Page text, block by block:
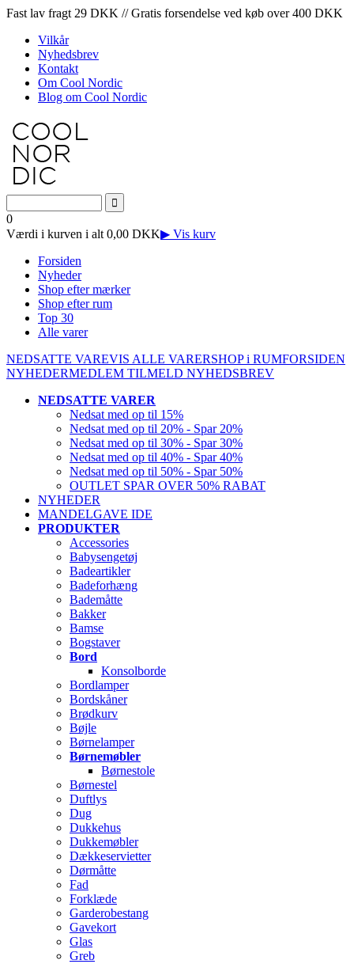
Fast lav fragt 29 DKK // Gratis forsendelse ved køb over 400 DKK
Vilkår
Nyhedsbrev
Kontakt
Om Cool Nordic
Blog om Cool Nordic
0
Værdi i kurven i alt 0,00 DKK▶ Vis kurv
Forsiden
Nyheder
Shop efter mærker
Shop efter rum
Top 30
Alle varer
NEDSATTE VAREVIS ALLE VARERSHOP i RUMFORSIDEN
NYHEDERMEDLEM TILMELD NYHEDSBREV
NEDSATTE VARER
Nedsat med op til 15%
Nedsat med op til 20% - Spar 20%
Nedsat med op til 30% - Spar 30%
Nedsat med op til 40% - Spar 40%
Nedsat med op til 50% - Spar 50%
OUTLET SPAR OVER 50% RABAT
NYHEDER
MANDELGAVE IDE
PRODUKTER
Accessories
Babysengetøj
Badeartikler
Badeforhæng
Bademåtte
Bakker
Bamse
Bogstaver
Bord
Konsolborde
Bordlamper
Bordskåner
Brødkurv
Bøjle
Børnelamper
Børnemøbler
Børnestole
Børnestel
Duftlys
Dug
Dukkehus
Dukkemøbler
Dækkeservietter
Dørmåtte
Fad
Forklæde
Garderobestang
Gavekort
Glas
Greb